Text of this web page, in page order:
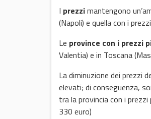
I prezzimantengono
(Napoli) e quella con i
Le province con i prezzi
Valentia) e in Toscana
La diminuzione dei prezzi
elevati; di conseguenza,
tra la provincia con i
330 euro)